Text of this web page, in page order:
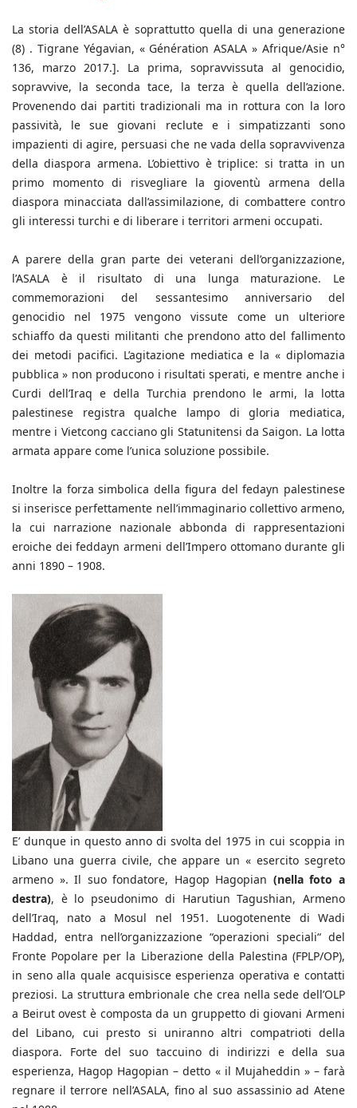
La storia dell’ASALA è soprattutto quella di una generazione
(8) . Tigrane Yégavian, « Génération ASALA » Afrique/Asie n°
136, marzo 2017.]. La prima, sopravvissuta al genocidio,
sopravvive, la seconda tace, la terza è quella dell’azione.
Provenendo dai partiti tradizionali ma in rottura con la loro
passività, le sue giovani reclute e i simpatizzanti sono
impazienti di agire, persuasi che ne vada della sopravvivenza
della diaspora armena. L’obiettivo è triplice: si tratta in un
primo momento di risvegliare la gioventù armena della
diaspora minacciata dall’assimilazione, di combattere contro
gli interessi turchi e di liberare i territori armeni occupati.
A parere della gran parte dei veterani dell’organizzazione,
l’ASALA è il risultato di una lunga maturazione. Le
commemorazioni del sessantesimo anniversario del
genocidio nel 1975 vengono vissute come un ulteriore
schiaffo da questi militanti che prendono atto del fallimento
dei metodi pacifici. L’agitazione mediatica e la « diplomazia
pubblica » non producono i risultati sperati, e mentre anche i
Curdi dell’Iraq e della Turchia prendono le armi, la lotta
palestinese registra qualche lampo di gloria mediatica,
mentre i Vietcong cacciano gli Statunitensi da Saigon. La lotta
armata appare come l’unica soluzione possibile.
Inoltre la forza simbolica della figura del fedayn palestinese
si inserisce perfettamente nell’immaginario collettivo armeno,
la cui narrazione nazionale abbonda di rappresentazioni
eroiche dei feddayn armeni dell’Impero ottomano durante gli
anni 1890 – 1908.
E’ dunque in questo anno di svolta del 1975 in cui scoppia in
Libano una guerra civile, che appare un « esercito segreto
armeno ». Il suo fondatore, Hagop Hagopian (nella foto a
destra), è lo pseudonimo di Harutiun Tagushian, Armeno
dell’Iraq, nato a Mosul nel 1951. Luogotenente di Wadi
Haddad, entra nell’organizzazione “operazioni speciali“ del
Fronte Popolare per la Liberazione della Palestina (FPLP/OP),
in seno alla quale acquisisce esperienza operativa e contatti
preziosi. La struttura embrionale che crea nella sede dell’OLP
a Beirut ovest è composta da un gruppetto di giovani Armeni
del Libano, cui presto si uniranno altri compatrioti della
diaspora. Forte del suo taccuino di indirizzi e della sua
esperienza, Hagop Hagopian – detto « il Mujaheddin » – farà
regnare il terrore nell’ASALA, fino al suo assassinio ad Atene